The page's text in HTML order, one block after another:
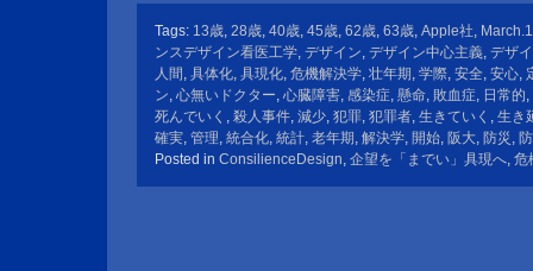
Tags: 13歳, 28歳, 40歳, 45歳, 62歳, 63歳, Apple社,
ンスデザイン看医工学, デザイン, デザイン中心主義, デザ
人間 , 具体化, 具現化, 危機解決学, 壮年期, 学際, 安全, 安心,
ン, 心無いドクター, 心臓障害, 感染症, 懸命, 敗血症, 日常的,
死んでいく , 殺人事件, 減少, 犯罪, 犯罪者, 生きていく , 生き
確実, 管理, 統合化, 統計, 老年期, 解決学, 開始, 阪大, 防災 ,
Posted in ConsilienceDesign, 企望を「までい」具現へ, 危